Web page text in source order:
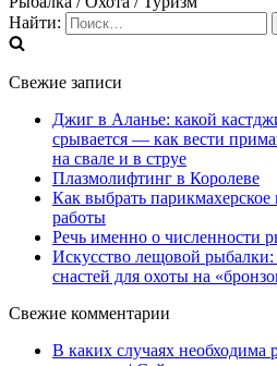
Найти:
Свежие записи
Джиг в Аланье: какой
срывается — как вести
на свале и в струе
Плазмолифтинг в Королеве
Как выбрать
работы
Речь именно о численности
Искусство лещовой
снастей для охоты на
Свежие комментарии
В каких случаях необходима